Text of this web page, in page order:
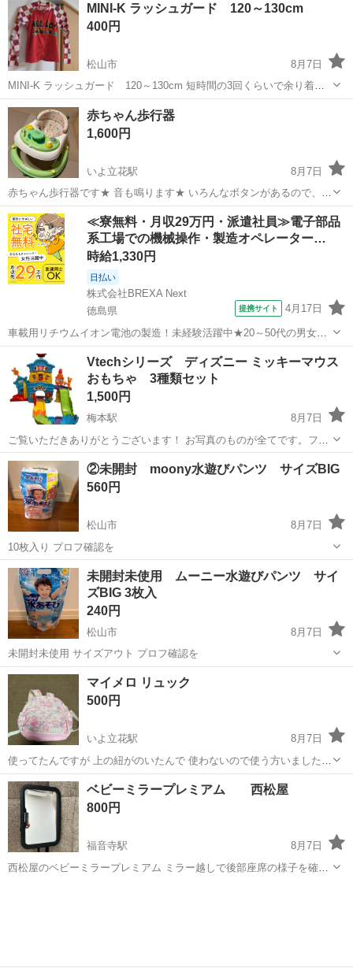
MINI-K ラッシュガード 120～130cm
400円
松山市
8月7日
MINI-K ラッシュガード 120～130cm 短時間の3回くらいで余り着て
いません。 見た感じ汚れは見当たりませんが素人ですので見落としは
ごめんなさい。。。 まだまだ着れますのでこの夏いかがですか？
愛媛 松山市 キッズ用品 ラッシュガード
赤ちゃん歩行器
1,600円
いよ立花駅
8月7日
赤ちゃん歩行器です★ 音も鳴ります★ いろんなボタンがあるので、子
どももとても楽しそうに使っていました★ よろしくお願いします★
愛媛 松山市 いよ立花駅 ベビー用品 子ども
≪寮無料・月収29万円・派遣社員≫電子部品
系工場での機械操作・製造オペレーター…
時給1,330円
日払い
株式会社BREXA Next
徳島県
提携サイト 4月17日
車載用リチウムイオン電池の製造！未経験活躍中★20～50代の男女活
躍中！寮費無料★備品付き1R寮完備！自宅からマイカー通勤OK！無料
駐車場完備◎正社員登用制度あり！《徳島県板野郡松茂町》 人気の工
場のお仕事 ◇車載用リチウ...
徳島
Vtechシリーズ ディズニー ミッキーマウス
おもちゃ 3種類セット
1,500円
梅本駅
8月7日
ご覧いただきありがとうございます！ お写真のものが全てです。フリ
マにて出品中ですが、 こちらではかなりお安くしております。中古相
場1点2.3千円以上しますので、かなりお得だと思います(^^) 3種類全て
になります。 画像...
愛媛 松山市 梅本駅 キッズ用品
②未開封 moony水遊びパンツ サイズBIG
560円
松山市
8月7日
10枚入り プロフ確認を
愛媛 松山市 子供用品
未開封未使用 ムーニー水遊びパンツ サイ
ズBIG 3枚入
240円
松山市
8月7日
未開封未使用 サイズアウト プロフ確認を
愛媛 松山市 子供用品 ムーニー
マイメロ リュック
500円
いよ立花駅
8月7日
使ってたんですが 上の紐がのいたんで 使わないので使う方いましたら
😊 3枚目の写真みてもらったら📸
愛媛 松山市 いよ立花駅 その他 マイメロ
ベビーミラープレミアム 西松屋
800円
福音寺駅
8月7日
西松屋のベビーミラープレミアム ミラー越しで後部座席の様子を確認